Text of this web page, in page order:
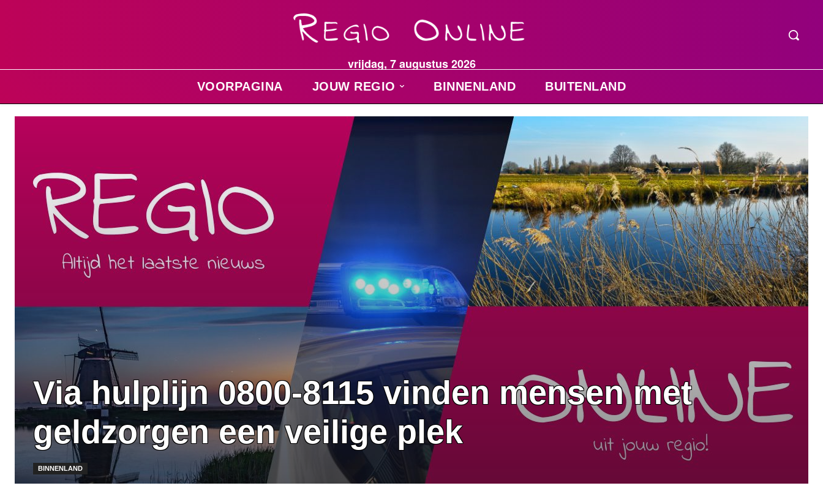
vrijdag, 7 augustus 2026
VOORPAGINA JOUW REGIO BINNENLAND BUITENLAND
Via hulplijn 0800-8115 vinden mensen met
geldzorgen een veilige plek
BINNENLAND